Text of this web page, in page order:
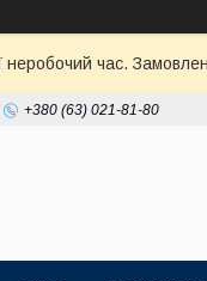
неробочий час.
+380 (63) 021-81-80